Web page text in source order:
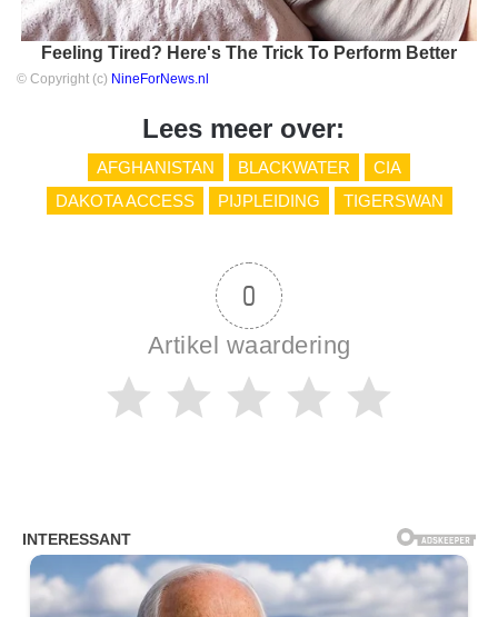
Feeling Tired? Here's The Trick To Perform Better
© Copyright (c) NineForNews.nl
Lees meer over:
AFGHANISTAN BLACKWATER
CIA
DAKOTA ACCESS
PIJPLEIDING TIGERSWAN
0
Artikel waardering